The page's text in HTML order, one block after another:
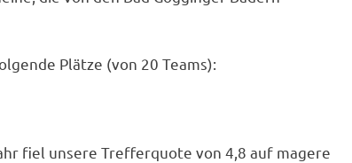
Plätze (von 20 Teams):
fiel unsere Trefferquote von 4,8 auf magere